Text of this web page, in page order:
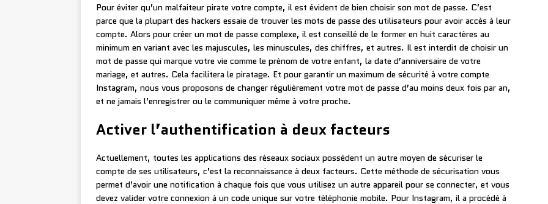
Pour éviter qu’un malfaiteur pirate votre compte, il est évident de bien choisir son mot de passe. C’est
parce que la plupart des hackers essaie de trouver les mots de passe des utilisateurs pour avoir accès à leur
compte. Alors pour créer un mot de passe complexe, il est conseillé de le former en huit caractères au
minimum en variant avec les majuscules, les minuscules, des chiffres, et autres. Il est interdit de choisir un
mot de passe qui marque votre vie comme le prénom de votre enfant, la date d’anniversaire de votre
mariage, et autres. Cela facilitera le piratage. Et pour garantir un maximum de sécurité à votre compte
Instagram, nous vous proposons de changer régulièrement votre mot de passe d’au moins deux fois par an,
et ne jamais l’enregistrer ou le communiquer même à votre proche.
Activer l’authentification à deux facteurs
Actuellement, toutes les applications des réseaux sociaux possèdent un autre moyen de sécuriser le
compte de ses utilisateurs, c’est la reconnaissance à deux facteurs. Cette méthode de sécurisation vous
permet d’avoir une notification à chaque fois que vous utilisez un autre appareil pour se connecter, et vous
devez valider votre connexion à un code unique sur votre téléphonie mobile. Pour Instagram, il a procédé à